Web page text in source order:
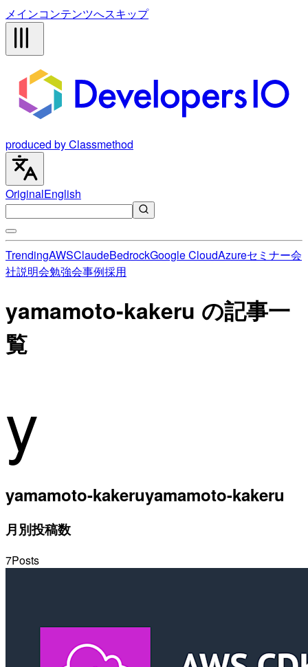
メインコンテンツへスキップ
produced by Classmethod
OriginalEnglish
TrendingAWSClaudeBedrockGoogle CloudAzureセミナー会
社説明会勉強会事例採用
yamamoto-kakeru の記事一
覧
y
yamamoto-kakeruyamamoto-kakeru
月別投稿数
7Posts